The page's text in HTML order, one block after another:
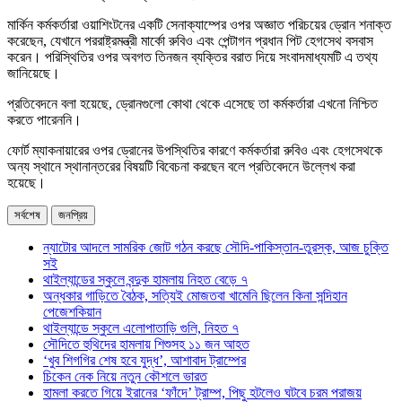
মার্কিন কর্মকর্তারা ওয়াশিংটনের একটি সেনাক্যাম্পের ওপর অজ্ঞাত পরিচয়ের ড্রোন শনাক্ত
করেছেন, যেখানে পররাষ্ট্রমন্ত্রী মার্কো রুবিও এবং পেন্টাগন প্রধান পিট হেগসেথ বসবাস
করেন। পরিস্থিতির ওপর অবগত তিনজন ব্যক্তির বরাত দিয়ে সংবাদমাধ্যমটি এ তথ্য
জানিয়েছে।
প্রতিবেদনে বলা হয়েছে, ড্রোনগুলো কোথা থেকে এসেছে তা কর্মকর্তারা এখনো নিশ্চিত
করতে পারেননি।
ফোর্ট ম্যাকনায়ারের ওপর ড্রোনের উপস্থিতির কারণে কর্মকর্তারা রুবিও এবং হেগসেথকে
অন্য স্থানে স্থানান্তরের বিষয়টি বিবেচনা করছেন বলে প্রতিবেদনে উল্লেখ করা
হয়েছে।
সর্বশেষ জনপ্রিয়
ন্যাটোর আদলে সামরিক জোট গঠন করছে সৌদি-পাকিস্তান-তুরস্ক, আজ চুক্তি
সই
থাইল্যান্ডের স্কুলে বন্দুক হামলায় নিহত বেড়ে ৭
অন্ধকার গাড়িতে বৈঠক, সত্যিই মোজতবা খামেনি ছিলেন কিনা সন্দিহান
পেজেশকিয়ান
থাইল্যান্ডে স্কুলে এলোপাতাড়ি গুলি, নিহত ৭
সৌদিতে হুথিদের হামলায় শিশুসহ ১১ জন আহত
‘খুব শিগগির শেষ হবে যুদ্ধ’, আশাবাদ ট্রাম্পের
চিকেন নেক নিয়ে নতুন কৌশলে ভারত
হামলা করতে গিয়ে ইরানের ‘ফাঁদে’ ট্রাম্প, পিছু হটলেও ঘটবে চরম পরাজয়